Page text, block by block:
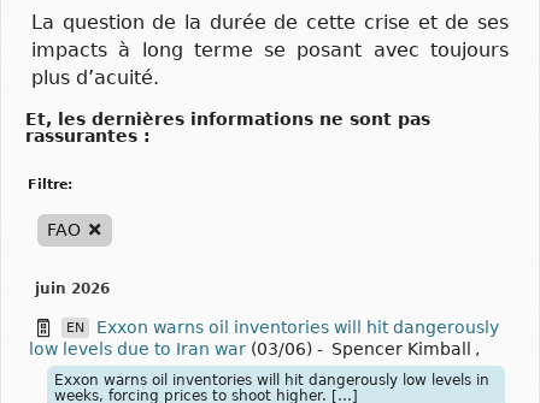
La question de la durée de cette crise et de ses
impacts à long terme se posant avec toujours
plus d’acuité.
Et, les dernières informations ne sont pas
rassurantes :
filtre:
FAO
juin 2026
EN
Exxon warns oil inventories will hit dangerously
low levels due to Iran war (03/06) - Spencer Kimball ,
Exxon warns oil inventories will hit dangerously low levels in
weeks, forcing prices to shoot higher. […]